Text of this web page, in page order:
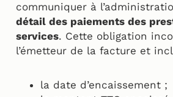
communiquer à
détail des paiements des
services. Cette obligation
l’émetteur de la facture et
la date d’encaissement ;